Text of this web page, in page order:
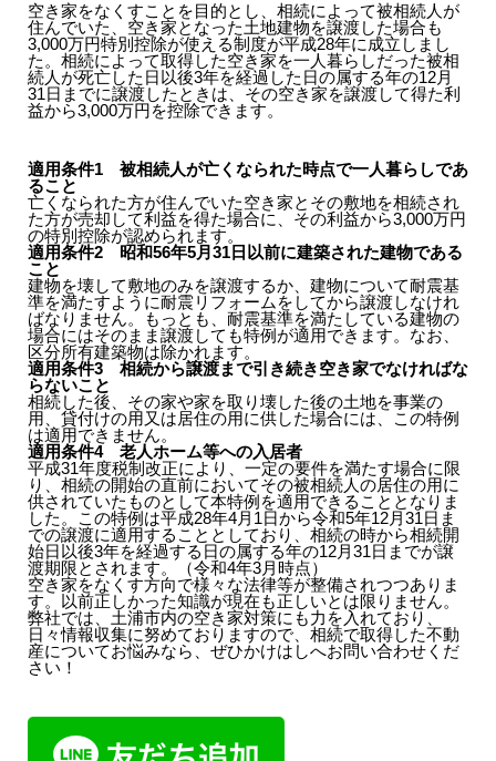
空き家をなくすことを目的とし、相続によって被相続人が
住んでいた、空き家となった土地建物を譲渡した場合も
3,000万円特別控除が使える制度が平成28年に成立しまし
た。相続によって取得した空き家を一人暮らしだった被相
続人が死亡した日以後3年を経過した日の属する年の12月
31日までに譲渡したときは、その空き家を譲渡して得た利
益から3,000万円を控除できます。
適用条件1 被相続人が亡くなられた時点で一人暮らしであ
ること
亡くなられた方が住んでいた空き家とその敷地を相続され
た方が売却して利益を得た場合に、その利益から3,000万円
の特別控除が認められます。
適用条件2 昭和56年5月31日以前に建築された建物である
こと
建物を壊して敷地のみを譲渡するか、建物について耐震基
準を満たすように耐震リフォームをしてから譲渡しなけれ
ばなりません。もっとも、耐震基準を満たしている建物の
場合にはそのまま譲渡しても特例が適用できます。なお、
区分所有建築物は除かれます。
適用条件3 相続から譲渡まで引き続き空き家でなければな
らないこと
相続した後、その家や家を取り壊した後の土地を事業の
用、貸付けの用又は居住の用に供した場合には、この特例
は適用できません。
適用条件4 老人ホーム等への入居者
平成31年度税制改正により、一定の要件を満たす場合に限
り、相続の開始の直前においてその被相続人の居住の用に
供されていたものとして本特例を適用できることとなりま
した。この特例は平成28年4月1日から令和5年12月31日ま
での譲渡に適用することとしており、相続の時から相続開
始日以後3年を経過する日の属する年の12月31日までが譲
渡期限とされます。（令和4年3月時点）
空き家をなくす方向で様々な法律等が整備されつつありま
す。以前正しかった知識が現在も正しいとは限りません。
弊社では、土浦市内の空き家対策にも力を入れており、
日々情報収集に努めておりますので、相続で取得した不動
産についてお悩みなら、ぜひかけはしへお問い合わせくだ
さい！